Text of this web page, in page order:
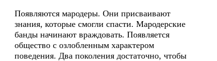
Появляются мародеры. Они присваивают
знания, которые смогли спасти. Мародерские
банды начинают враждовать. Появляется
общество с озлобленным характером
поведения. Два поколения достаточно, чтобы